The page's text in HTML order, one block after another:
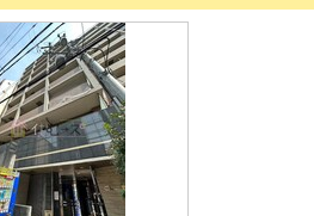
物件特集から
不動産会社から
TOP